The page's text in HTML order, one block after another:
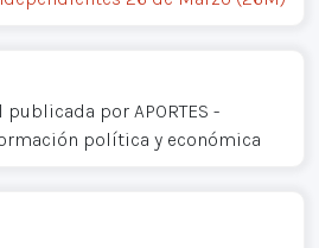
por APORTES -
política y económica